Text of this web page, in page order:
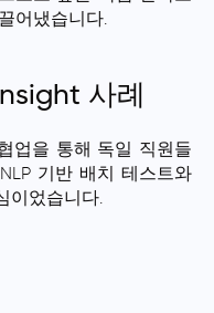
어냈습니다.
사례
업을 통해 독일 직원들
기반 배치 테스트와
이었습니다.